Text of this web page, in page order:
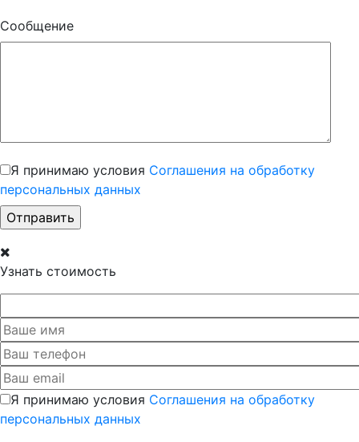
Сообщение
Я принимаю условия Соглашения на обработку
персональных данных
Узнать стоимость
Я принимаю условия Соглашения на обработку
персональных данных